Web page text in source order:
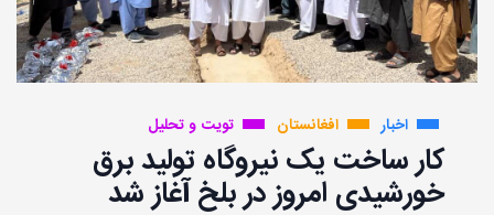
اخبار افغانستان تویت و تحلیل
کار ساخت یک نیروگاه تولید برق
خورشیدی امروز در بلخ آغاز شد